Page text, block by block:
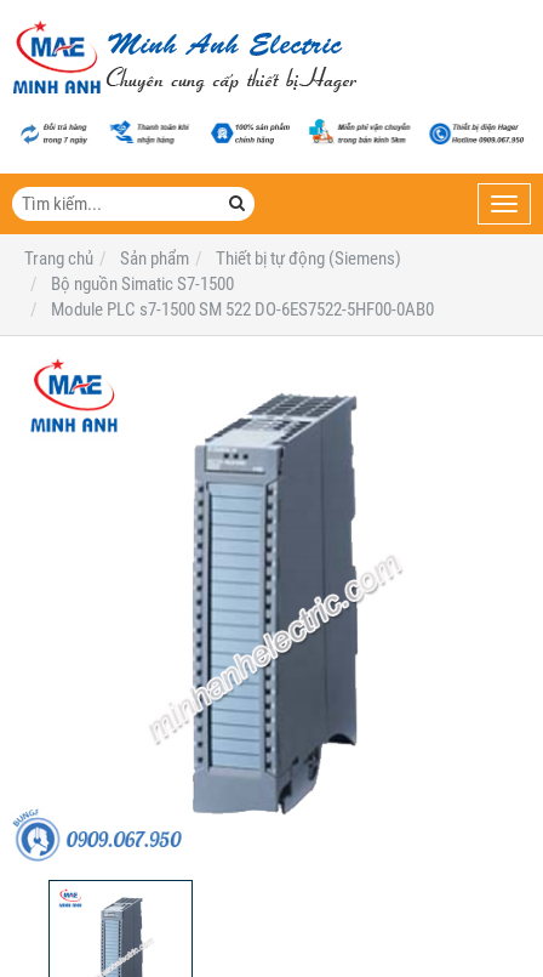
Trang chủ
Sản phẩm
Thiết bị tự động (Siemens)
Bộ nguồn Simatic S7-1500
Module PLC s7-1500 SM 522 DO-6ES7522-5HF00-0AB0